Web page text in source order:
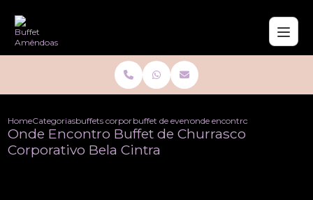
HomeCategoriasbuffets corporativobuffet de evento corporativo
onde encontro buffet de
Onde Encontro Buffet de Churrasco
Corporativo Bela Cintra